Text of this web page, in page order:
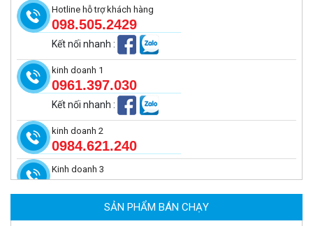
Hotline hỗ trợ khách hàng
098.505.2429
Kết nối nhanh :
kinh doanh 1
0961.397.030
Kết nối nhanh :
kinh doanh 2
0984.621.240
Kinh doanh 3
SẢN PHẨM BÁN CHẠY
Camera tích hợp đầu báo nhiệt 4MP Hikfire HF-VH 243
MUA NGAY